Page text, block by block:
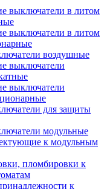
выключатели в литом
выключатели в литом
воздушные
выключатели
выключатели
для защиты
модульные
к модульным
пломбировки к
к